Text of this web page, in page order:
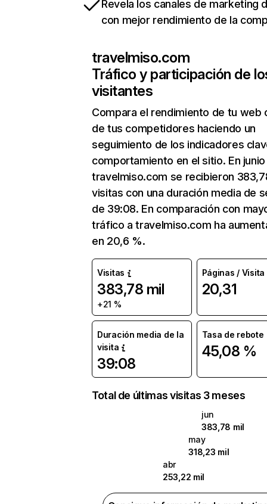
Revela los canales de marketing
con mejor rendimiento de la
travelmiso.com
Tráfico y participación de
visitantes
Compara el rendimiento de tu web
de tus competidores haciendo un
seguimiento de los indicadores
comportamiento en el sitio. En junio
travelmiso.com se recibieron
visitas con una duración media de
de 39:08. En comparación con
tráfico a travelmiso.com ha
en 20,6 %.
Visitas
383,78 mil
+21 %
Páginas / Visita
20,31
Duración media de la
visita
39:08
Tasa de rebote
45,08 %
Total de últimas visitas 3 meses
jun
383,78 mil
may
318,23 mil
abr
253,22 mil